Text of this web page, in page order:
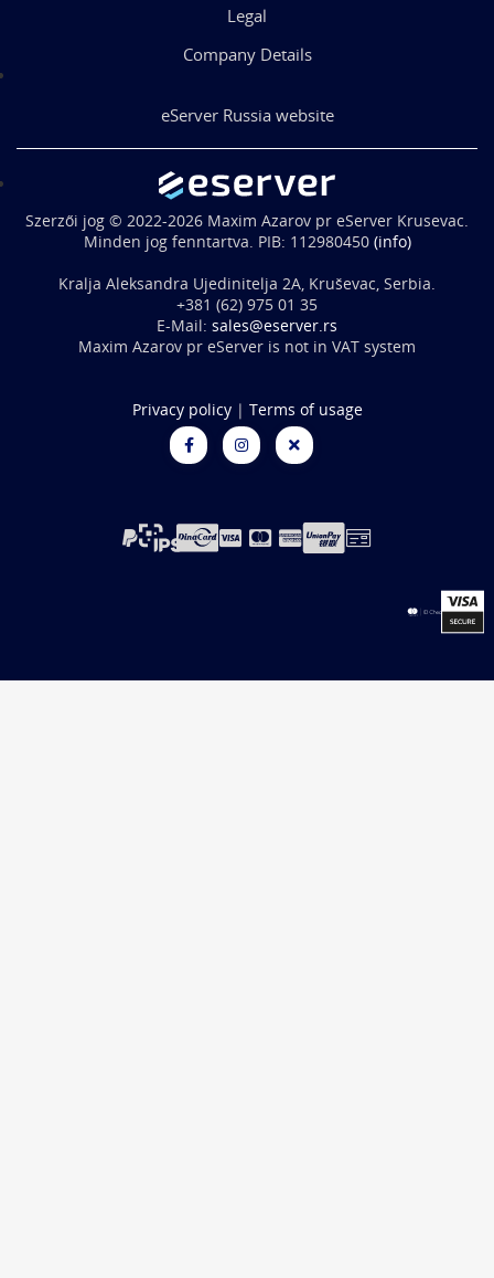
Legal
Company Details
eServer Russia website
Szerzői jog © 2022-2026 Maxim Azarov pr eServer Krusevac.
Minden jog fenntartva. PIB: 112980450 (info)
Kralja Aleksandra Ujedinitelja 2A, Kruševac, Serbia.
+381 (62) 975 01 35
E-Mail: sales@eserver.rs
Maxim Azarov pr eServer is not in VAT system
Privacy policy| Terms of usage